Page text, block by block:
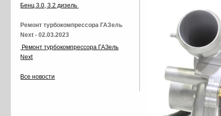
Бенц 3.0, 3.2 дизель
Ремонт турбокомпрессора ГАЗель
Next - 02.03.2023
Ремонт турбокомпрессора ГАЗель
Next
Все новости